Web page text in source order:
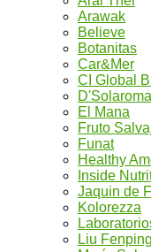
Arawak
Believe
Botanitas
Car&Mer
CI Global
D'Solaroma
El Mana
Fruto
Funat
Healthy
Inside
Jaquin de
Kolorezza
Liu Fenping